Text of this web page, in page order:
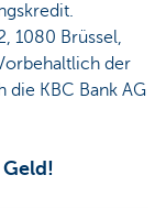
1080 Brüssel,
der
die KBC Bank AG